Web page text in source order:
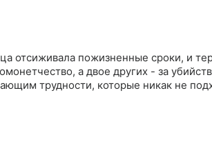
отсиживала пожизненные сроки, и
а двое других - за
трудности, которые никак не